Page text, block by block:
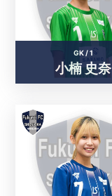
GK /1
小楠 史奈